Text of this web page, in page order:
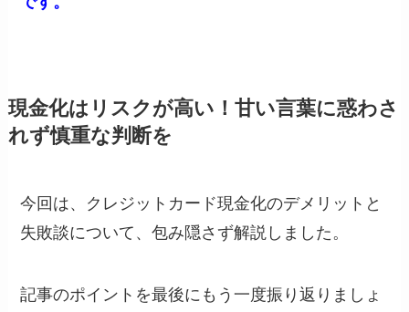
現金化はリスクが高い！甘い言葉に惑わさ
れず慎重な判断を
今回は、クレジットカード現金化のデメリットと
失敗談について、包み隠さず解説しました。
記事のポイントを最後にもう一度振り返りましょ